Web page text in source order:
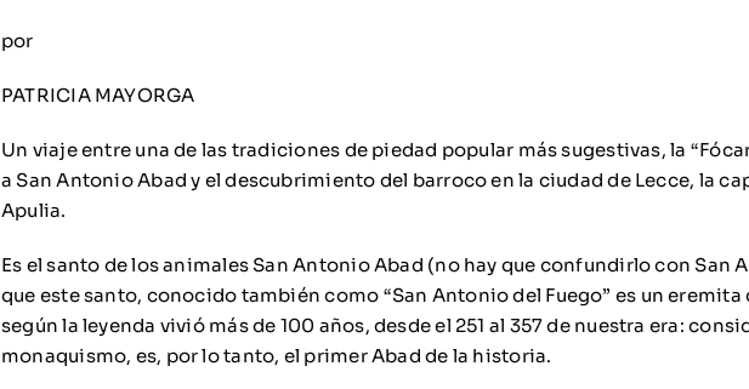
por
PATRICIA MAYORGA
Un viaje entre una de las tradiciones de piedad popular más sugestivas, la
a San Antonio Abad y el descubrimiento del barroco en la ciudad de Lecce, la
Apulia.
Es el santo de los animales San Antonio Abad (no hay que confundirlo con San
que este santo, conocido también como “San Antonio del Fuego” es un
según la leyenda vivió más de 100 años, desde el 251 al 357 de nuestra era:
monaquismo, es, por lo tanto, el primer Abad de la historia.